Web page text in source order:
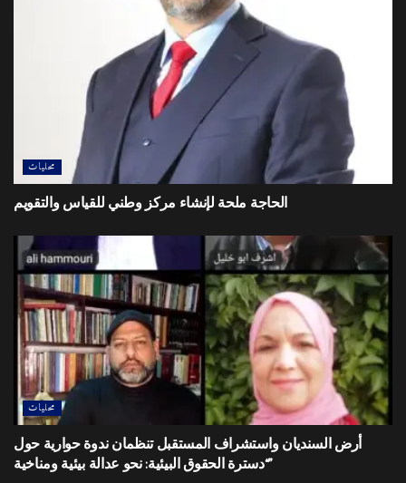
محليات
الحاجة ملحة لإنشاء مركز وطني للقياس والتقويم
محليات
أرض السنديان واستشراف المستقبل تنظمان ندوة حوارية حول
“دسترة الحقوق البيئية: نحو عدالة بيئية ومناخية”